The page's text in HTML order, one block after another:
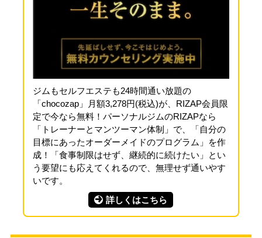
ジムもセルフエステも24時間通い放題の
「chocozap」月額3,278円(税込)が、RIZAP会員限
定で今なら無料！パーソナルジムのRIZAPなら
「トレーナーとマンツーマン体制」で、「自分の
目標にあったオーダーメイドのプログラム」を作
成！「食事制限はせず、継続的に続けたい」とい
う要望にも応えてくれるので、無理せず通いやす
いです。
詳しくはこちら